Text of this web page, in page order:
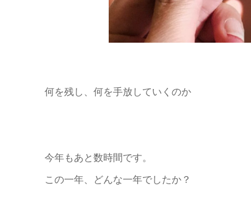
何を残し、何を手放していくのか
今年もあと数時間です。
この一年、どんな一年でしたか？